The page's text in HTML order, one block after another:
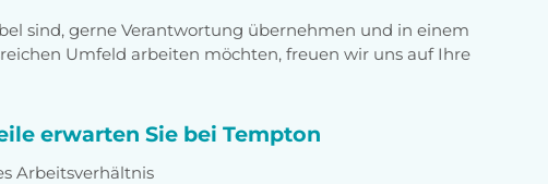
sind, gerne Verantwortung übernehmen und in einem
Umfeld arbeiten möchten, freuen wir uns auf Ihre
erwarten Sie bei Tempton
Arbeitsverhältnis